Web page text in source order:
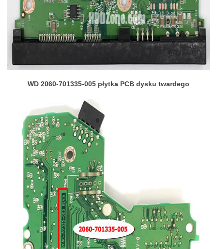
WD 2060-701335-005 płytka PCB dysku twardego